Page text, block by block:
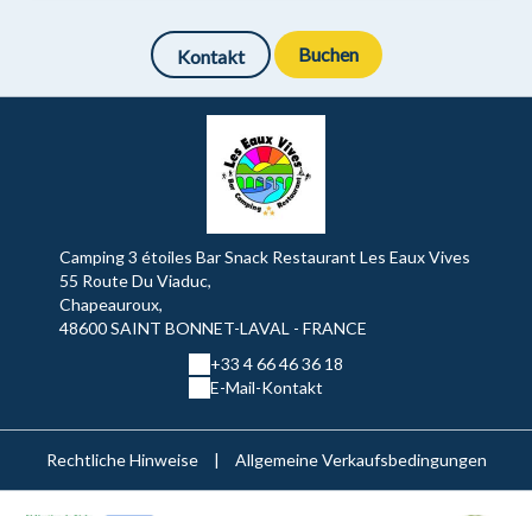
Kontakt Buchen
Camping 3 étoiles Bar Snack Restaurant Les Eaux Vives
55 Route Du Viaduc,
Chapeauroux,
48600 SAINT BONNET-LAVAL - FRANCE
+33 4 66 46 36 18
E-Mail-Kontakt
Rechtliche Hinweise Allgemeine Verkaufsbedingungen